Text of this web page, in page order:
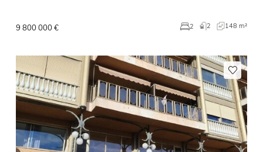
9 800 000 € 2 2 148 m²